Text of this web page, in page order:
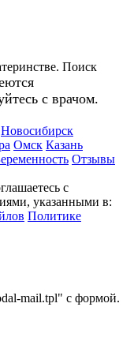
Поиск
с врачом.
Новосибирск
Омск Казань
Отзывы
с
указанными в:
Политике
mail.tpl" с формой.